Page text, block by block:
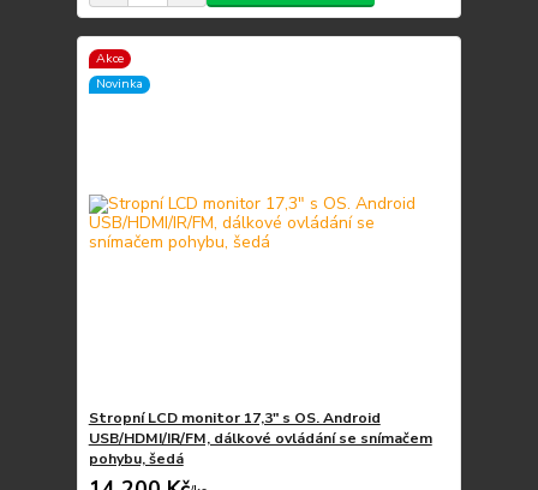
Akce
Novinka
Stropní LCD monitor 17,3" s OS. Android
USB/HDMI/IR/FM, dálkové ovládání se snímačem
pohybu, šedá